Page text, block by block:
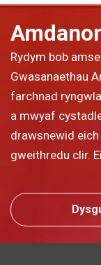
Rydym bob
Gwasanaethau
farchnad
a mwyaf
drawsnewid
gweithredu clir.